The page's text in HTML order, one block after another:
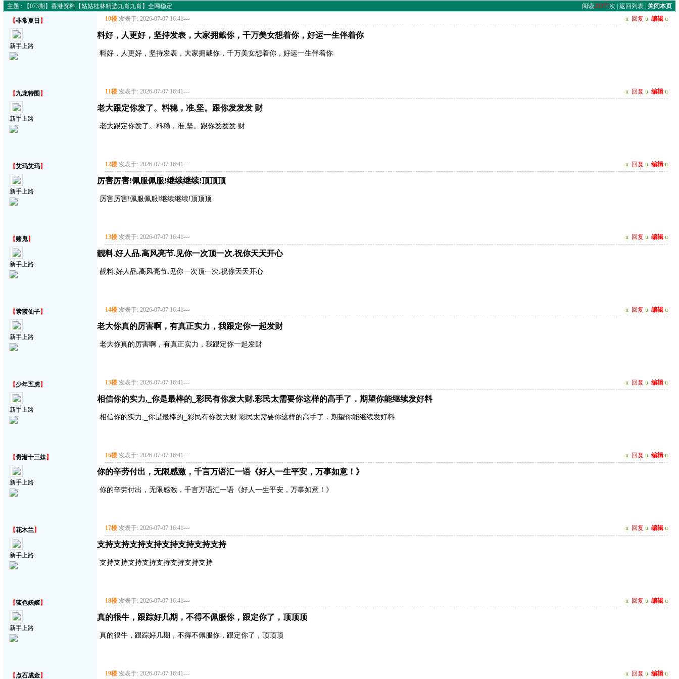
主题 : 【073期】香港资料【姑姑桂林精选九肖九肖】全网稳定 阅读29377次 | 返回列表| 关闭本页
【非常夏日 】
新手上路
10楼 发表于: 2026-07-07 16:41--- u 回复 u 编辑 u
料好，人更好，坚持发表，大家拥戴你，千万美女想着你，好运一生伴着你
料好，人更好，坚持发表，大家拥戴你，千万美女想着你，好运一生伴着你
【九龙特围 】
新手上路
11楼 发表于: 2026-07-07 16:41--- u 回复 u 编辑 u
老大跟定你发了。料稳，准,坚。跟你发发发 财
老大跟定你发了。料稳，准,坚。跟你发发发 财
【艾玛艾玛】
新手上路
12楼 发表于: 2026-07-07 16:41--- u 回复 u 编辑 u
厉害厉害!佩服佩服!继续继续!顶顶顶
厉害厉害!佩服佩服!继续继续!顶顶顶
【赌鬼】
新手上路
13楼 发表于: 2026-07-07 16:41--- u 回复 u 编辑 u
靓料.好人品.高风亮节.见你一次顶一次.祝你天天开心
靓料.好人品.高风亮节.见你一次顶一次.祝你天天开心
【紫霞仙子】
新手上路
14楼 发表于: 2026-07-07 16:41--- u 回复 u 编辑 u
老大你真的厉害啊，有真正实力，我跟定你一起发财
老大你真的厉害啊，有真正实力，我跟定你一起发财
【少年五虎】
新手上路
15楼 发表于: 2026-07-07 16:41--- u 回复 u 编辑 u
相信你的实力,_你是最棒的_彩民有你发大财.彩民太需要你这样的高手了．期望你能继续发好料
相信你的实力,_你是最棒的_彩民有你发大财.彩民太需要你这样的高手了．期望你能继续发好料
【贵港十三妹】
新手上路
16楼 发表于: 2026-07-07 16:41--- u 回复 u 编辑 u
你的辛劳付出，无限感激，千言万语汇一语《好人一生平安，万事如意！》
你的辛劳付出，无限感激，千言万语汇一语《好人一生平安，万事如意！》
【花木兰】
新手上路
17楼 发表于: 2026-07-07 16:41--- u 回复 u 编辑 u
支持支持支持支持支持支持支持支持
支持支持支持支持支持支持支持支持
【蓝色妖姬】
新手上路
18楼 发表于: 2026-07-07 16:41--- u 回复 u 编辑 u
真的很牛，跟踪好几期，不得不佩服你，跟定你了，顶顶顶
真的很牛，跟踪好几期，不得不佩服你，跟定你了，顶顶顶
【点石成金】 19楼 发表于: 2026-07-07 16:41--- u 回复 u 编辑 u